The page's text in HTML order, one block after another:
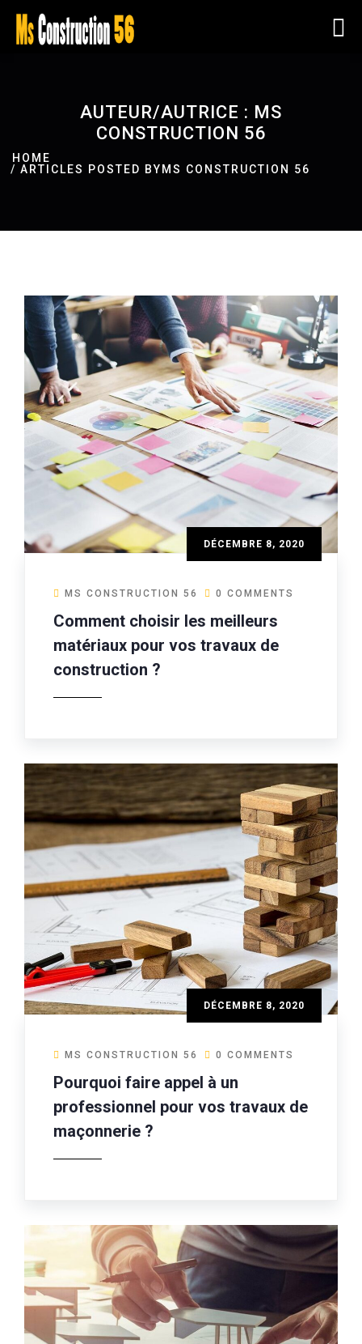
AUTEUR/AUTRICE : MS
CONSTRUCTION 56
HOME
ARTICLES POSTED BYMS CONSTRUCTION 56
DÉCEMBRE 8, 2020
MS CONSTRUCTION 56 0 COMMENTS
Comment choisir les meilleurs
matériaux pour vos travaux de
construction ?
DÉCEMBRE 8, 2020
MS CONSTRUCTION 56 0 COMMENTS
Pourquoi faire appel à un
professionnel pour vos travaux de
maçonnerie ?